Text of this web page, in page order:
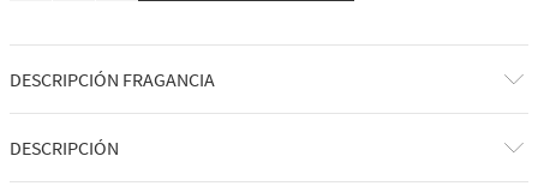
DESCRIPCIÓN FRAGANCIA
A qué huele: relajarse después de un largo día con un cóctel de otoño
ligeramente dulce y perfectamente especiado.
DESCRIPCIÓN